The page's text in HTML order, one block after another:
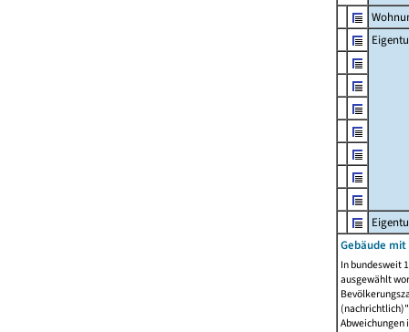
Gebäude
In bundesweit
ausgewählt
Abweichungen